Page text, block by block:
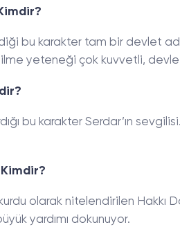
bu karakter tam bir devlet
yeteneği çok kuvvetli,
bu karakter Serdar’ın
Kimdir?
olarak nitelendirilen Hakkı
yardımı dokunuyor.